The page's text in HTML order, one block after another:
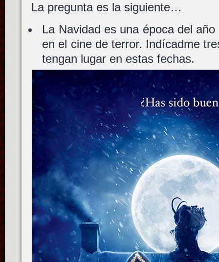
La pregunta es la siguiente…
La Navidad es una época del
en el cine de terror. Indícadme
tengan lugar en estas fechas.